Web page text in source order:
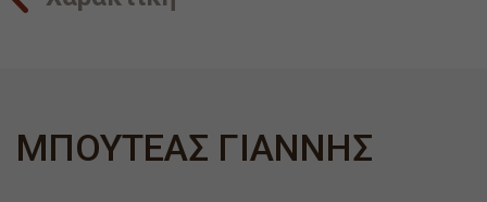
ΜΠΟΥΤΕΑΣ ΓΙΑΝΝΗΣ